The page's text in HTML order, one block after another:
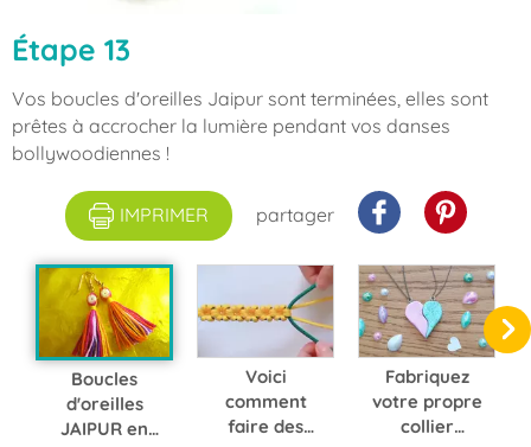
Étape 13
Vos boucles d'oreilles Jaipur sont terminées, elles sont
prêtes à accrocher la lumière pendant vos danses
bollywoodiennes !
IMPRIMER partager
Boucles
d'oreilles
JAIPUR en
Voici
comment
faire des
Fabriquez
votre propre
collier